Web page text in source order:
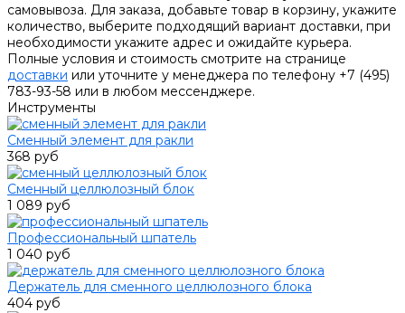
самовывоза. Для заказа, добавьте товар в корзину, укажите
количество, выберите подходящий вариант доставки, при
необходимости укажите адрес и ожидайте курьера.
Полные условия и стоимость смотрите на странице
доставки или уточните у менеджера по телефону +7 (495)
783-93-58 или в любом мессенджере.
Инструменты
Сменный элемент для ракли
368 руб
Сменный целлюлозный блок
1 089 руб
Профессиональный шпатель
1 040 руб
Держатель для сменного целлюлозного блока
404 руб